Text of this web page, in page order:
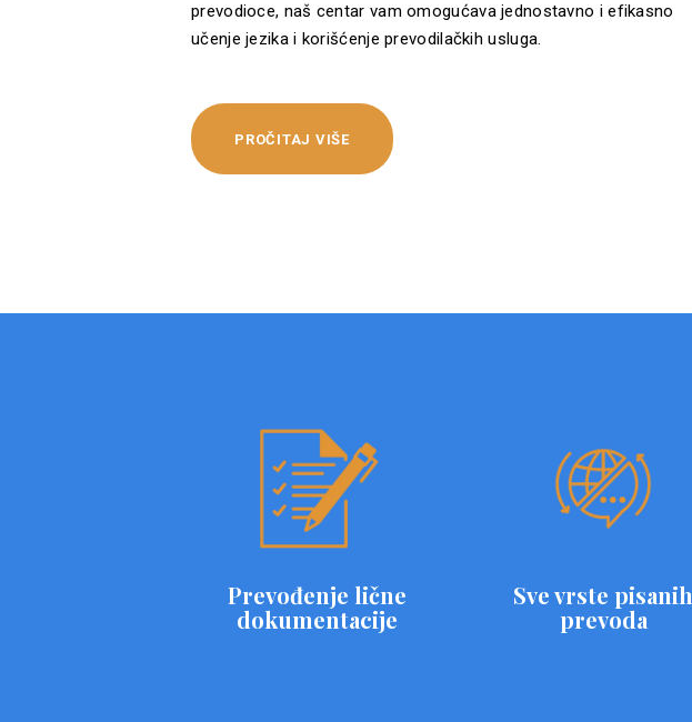
prevodioce, naš centar vam omogućava jednostavno i efikasno
učenje jezika i korišćenje prevodilačkih usluga.
PROČITAJ VIŠE
Prevođenje lične
dokumentacije
Sve vrste pisanih
prevoda